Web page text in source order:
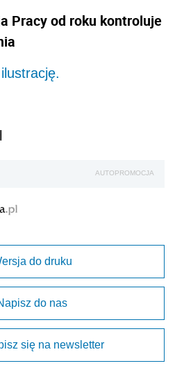
Pracy od roku kontroluje
AUTOPROMOCJA
do druku
do nas
się na newsletter